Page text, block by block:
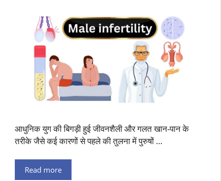
आधुनिक युग की बिगड़ी हुई जीवनशैली और गलत खान-पान के
तरीके जैसे कई कारणों से पहले की तुलना में पुरुषों …
Read more